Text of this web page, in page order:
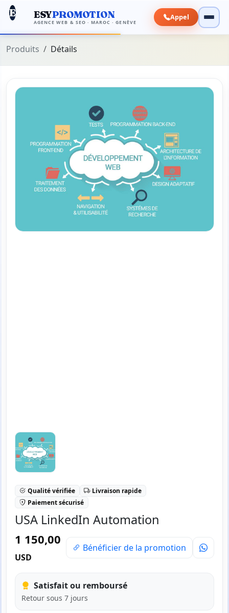
E ESYPROMOTION
AGENCE WEB & SEO · MAROC · GENÈVE
Appel
Produits Détails
Qualité vérifiée
Livraison rapide
Paiement sécurisé
USA LinkedIn Automation
1 150,00
USD
Bénéficier de la promotion
Satisfait ou remboursé
Retour sous 7 jours